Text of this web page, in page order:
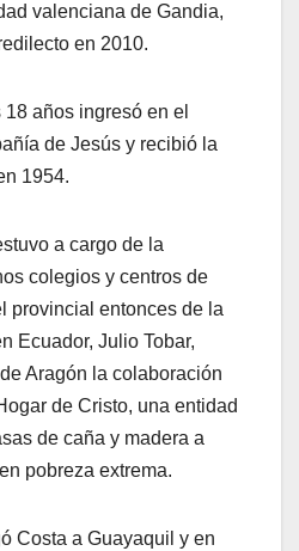
valenciana de Gandia,
en 2010.
años ingresó en el
de Jesús y recibió la
1954.
a cargo de la
colegios y centros de
provincial entonces de la
Ecuador, Julio Tobar,
Aragón la colaboración
de Cristo, una entidad
de caña y madera a
pobreza extrema.
Costa a Guayaquil y en